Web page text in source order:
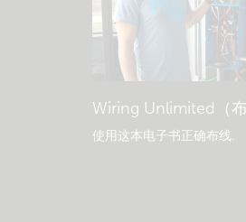
Wiring Unlimited（布
使用这本电子书正确布线.